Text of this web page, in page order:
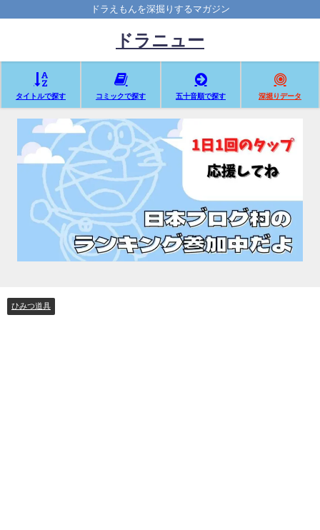
ドラえもんを深掘りするマガジン
ドラニュー
タイトルで探す コミックで探す 五十音順で探す 深堀りデータ
ひみつ道具